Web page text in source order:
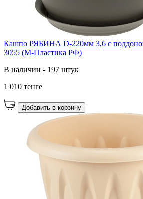
Кашпо РЯБИНА D-220мм 3,6 с
3055 (М-Пластика РФ)
В наличии - 197 штук
1 010 тенге
Добавить в корзину